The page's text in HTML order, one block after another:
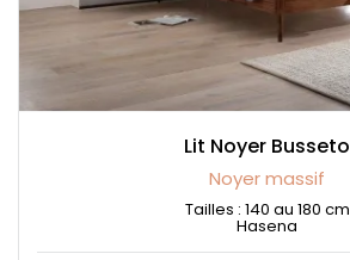
Lit Noyer Busseto
Noyer massif
Tailles : 140 au 180 cm
Hasena